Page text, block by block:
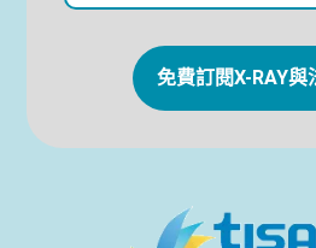
免費訂閱X-RAY與